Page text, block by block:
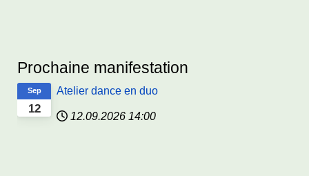
Prochaine manifestation
12
Sep Atelier dance en duo
12.09.2026 14:00